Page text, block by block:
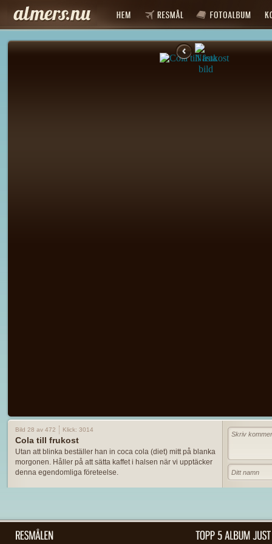
Bild 28 av 472 Klick: 3014
Cola till frukost
Utan att blinka beställer han in coca cola (diet) mitt på blanka
morgonen. Håller på att sätta kaffet i halsen när vi upptäcker
denna egendomliga företeelse.